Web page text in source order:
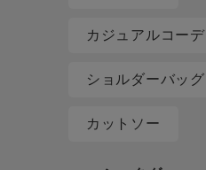
カジュアルコーデ
ショルダーバッグ
カットソー